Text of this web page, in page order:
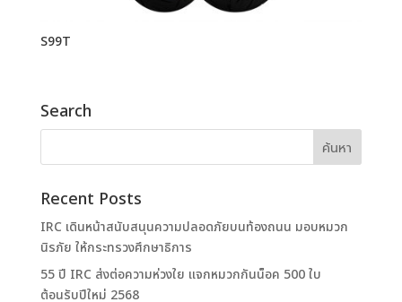
S99T
Search
Recent Posts
IRC เดินหน้าสนับสนุนความปลอดภัยบนท้องถนน มอบหมวก
นิรภัย ให้กระทรวงศึกษาธิการ
55 ปี IRC ส่งต่อความห่วงใย แจกหมวกกันน็อค 500 ใบ
ต้อนรับปีใหม่ 2568